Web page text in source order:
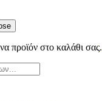
προϊόν στο καλάθι σας.